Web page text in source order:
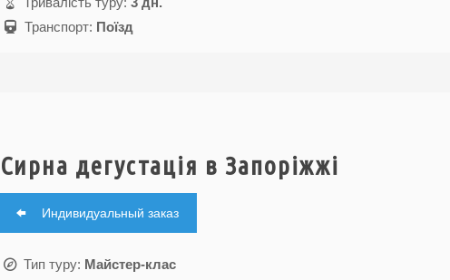
Транспорт: Поїзд
Сирна дегустація в Запоріжжі
Индивидуальный заказ
Тип туру: Майстер-клас